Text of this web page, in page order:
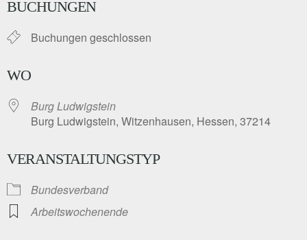
BUCHUNGEN
Buchungen geschlossen
WO
Burg Ludwigstein
Burg Ludwigstein, Witzenhausen, Hessen, 37214
VERANSTALTUNGSTYP
Bundesverband
Arbeitswochenende